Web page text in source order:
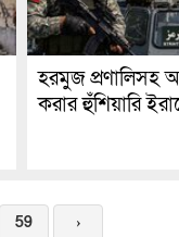
হরমুজ প্রণালিসহ
করার হুঁশিয়ারি
59 ›